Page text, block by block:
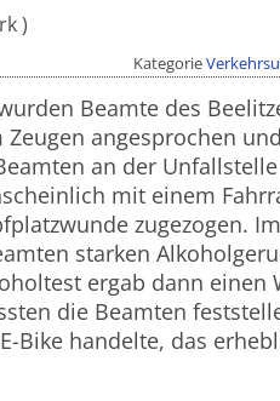
Kategorie
Beamte des
angesprochen
an der
mit einem
zugezogen.
starken
ergab dann einen
die Beamten
Bike handelte, das